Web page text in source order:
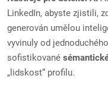
LinkedIn, abyste zjistili,
generován umělou
vyvinuly od
sofistikované
„lidskost“ profilu.